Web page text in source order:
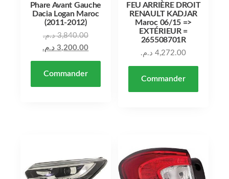
Phare Avant Gauche
Dacia Logan Maroc
(2011-2012)
3,840.00 د.م.
3,200.00 د.م.
Commander
FEU ARRIÈRE DROIT
RENAULT KADJAR
Maroc 06/15 =>
EXTÉRIEUR =
265508701R
4,272.00 د.م.
Commander